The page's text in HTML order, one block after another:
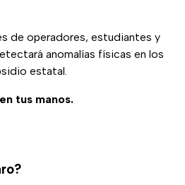
de operadores, estudiantes y
anomalías físicas en los
estatal.
tus manos.